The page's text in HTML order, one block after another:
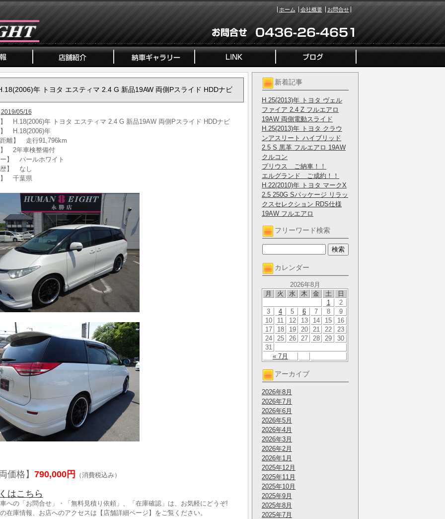
ホーム 会社概要 お問合せ
新着記事
H.25(2013)年 トヨタ ヴェル
ファイア 2.4 Z フルエアロ
19AW 両側電動スライド
H.25(2013)年 トヨタ クラウ
ンアスリート ハイブリッド
2.5 S 黒革 フルエアロ 19AW
クルコン
プリウス ご納車！！
エルグランド ご成約！！
H.22(2010)年 トヨタ マークX
2.5 250G Sパッケージ リラッ
クスセレクション RDS仕様
19AW フルエアロ
フリーワード検索
カレンダー
2026年8月
月
火 水 木 金 土 日
« 7月
1
2
3
4 5 6 7 8
9
10
11 12 13 14 15
16
17
18 19 20 21 22
23
24
25 26 27 28 29
30
31
アーカイブ
2026年8月
2026年7月
2026年6月
2026年5月
2026年4月
2026年3月
2026年2月
2026年1月
2025年12月
2025年11月
2025年10月
2025年9月
2025年8月
2025年7月
年 トヨタ エスティマ 2.4 G 新品19AW 両側Pスライド HDDナビ
2019/05/16
】 H.18(2006)年 トヨタ エスティマ 2.4 G 新品19AW 両側Pスライド HDDナビ
】 H.18(2006)年
距離】 走行91,796km
】 2年車検整備付
ー】 パールホワイト
歴】 なし
】 千葉県
価格】 790,000円 （消費税込み）
はこちら
への「お問合せ」・「無料見積り依頼」、「在庫確認」は、お気軽にどうぞ!
在庫情報、お店へのアクセスは【店舗詳細ページ】をご覧ください。